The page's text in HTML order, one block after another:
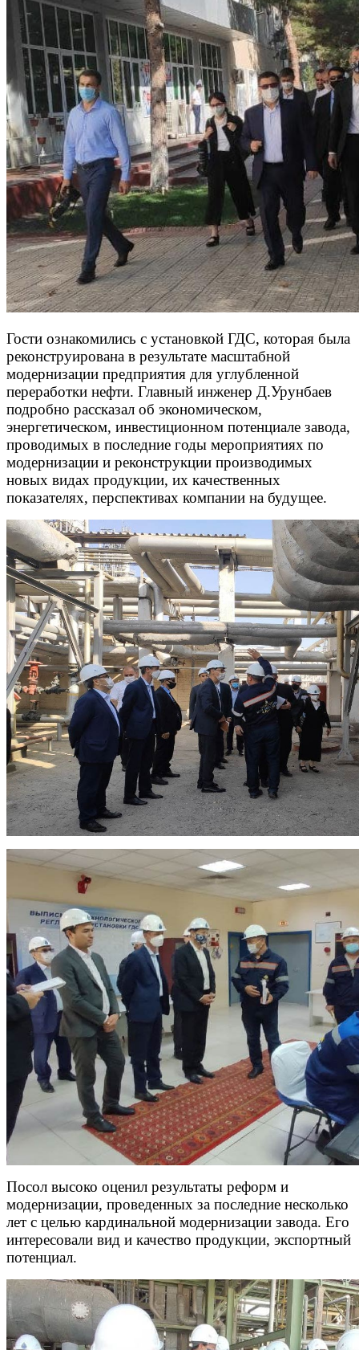
Гости ознакомились с установкой ГДС, которая была
реконструирована в результате масштабной
модернизации предприятия для углубленной
переработки нефти. Главный инженер Д.Урунбаев
подробно рассказал об экономическом,
энергетическом, инвестиционном потенциале завода,
проводимых в последние годы мероприятиях по
модернизации и реконструкции производимых
новых видах продукции, их качественных
показателях, перспективах компании на будущее.
Посол высоко оценил результаты реформ и
модернизации, проведенных за последние несколько
лет с целью кардинальной модернизации завода. Его
интересовали вид и качество продукции, экспортный
потенциал.